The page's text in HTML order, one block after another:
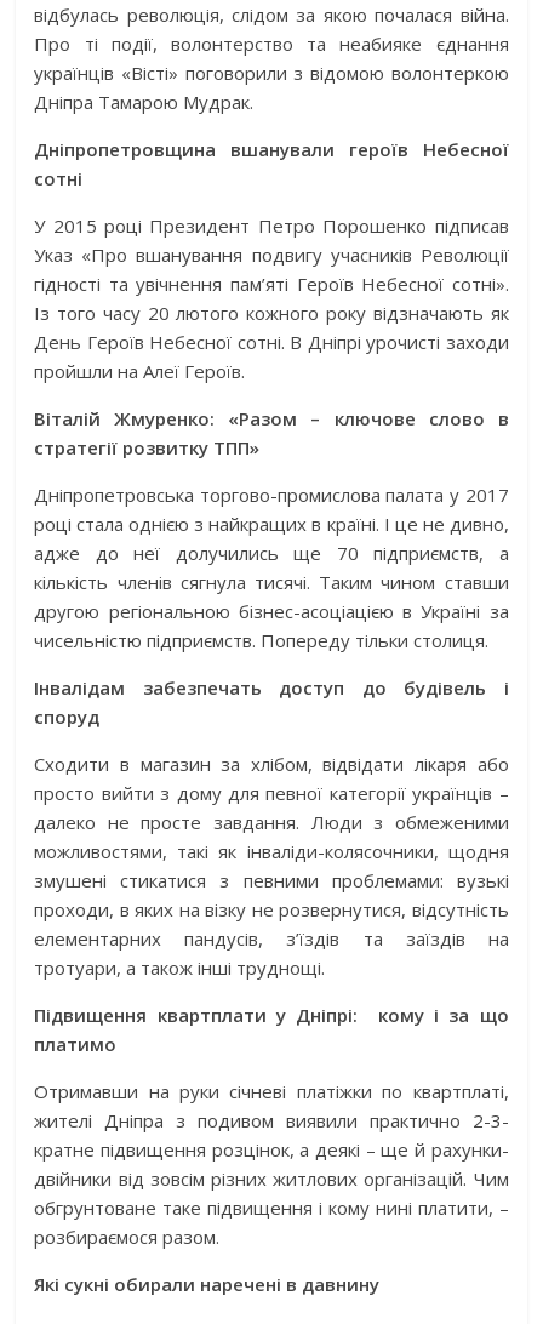
відбулась революція, слідом за якою почалася війна.
Про ті події, волонтерство та неабияке єднання
українців «Вісті» поговорили з відомою волонтеркою
Дніпра Тамарою Мудрак.
Дніпропетровщина вшанували героїв Небесної
сотні
У 2015 році Президент Петро Порошенко підписав
Указ «Про вшанування подвигу учасників Революції
гідності та увічнення пам’яті Героїв Небесної сотні».
Із того часу 20 лютого кожного року відзначають як
День Героїв Небесної сотні. В Дніпрі урочисті заходи
пройшли на Алеї Героїв.
Віталій Жмуренко: «Разом – ключове слово в
стратегії розвитку ТПП»
Дніпропетровська торгово-промислова палата у 2017
році стала однією з найкращих в країні. І це не дивно,
адже до неї долучились ще 70 підприємств, а
кількість членів сягнула тисячі. Таким чином ставши
другою регіональною бізнес-асоціацією в Україні за
чисельністю підприємств. Попереду тільки столиця.
Інвалідам забезпечать доступ до будівель і
споруд
Сходити в магазин за хлібом, відвідати лікаря або
просто вийти з дому для певної категорії українців –
далеко не просте завдання. Люди з обмеженими
можливостями, такі як інваліди-колясочники, щодня
змушені стикатися з певними проблемами: вузькі
проходи, в яких на візку не розвернутися, відсутність
елементарних пандусів, з’їздів та заїздів на
тротуари, а також інші труднощі.
Підвищення квартплати у Дніпрі: кому і за що
платимо
Отримавши на руки січневі платіжки по квартплаті,
жителі Дніпра з подивом виявили практично 2-3-
кратне підвищення розцінок, а деякі – ще й рахунки-
двійники від зовсім різних житлових організацій. Чим
обгрунтоване таке підвищення і кому нині платити, –
розбираємося разом.
Які сукні обирали наречені в давнину